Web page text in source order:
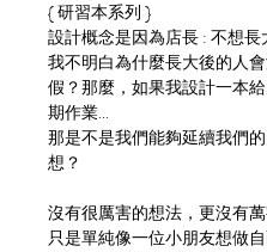
{ 研習本系列 }
設計概念是因為店長 : 不想長
我不明白為什麼長大後的人
假？那麼，如果我設計一本
期作業...
那是不是我們能夠延續我們
想？
沒有很厲害的想法，更沒有萬
只是單純像一位小朋友想做